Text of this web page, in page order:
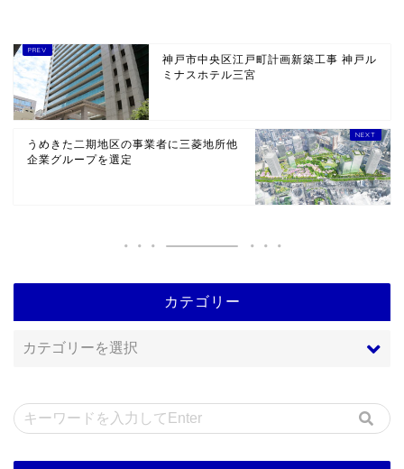
神戸市中央区江戸町計画新築工事 神戸ル
ミナスホテル三宮
うめきた二期地区の事業者に三菱地所他
企業グループを選定
カテゴリー